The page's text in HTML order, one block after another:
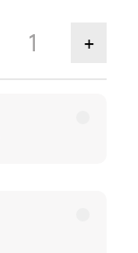
+